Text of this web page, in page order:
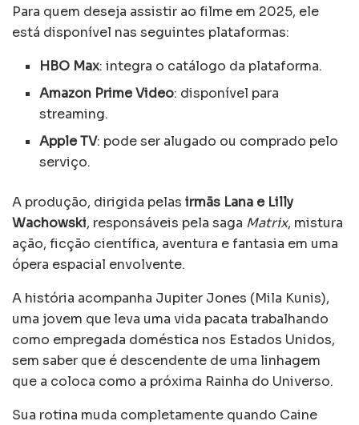
Para quem deseja assistir ao filme em 2025, ele
está disponível nas seguintes plataformas:
HBO Max: integra o catálogo da plataforma.
Amazon Prime Video: disponível para
streaming.
Apple TV: pode ser alugado ou comprado pelo
serviço.
A produção, dirigida pelas irmãs Lana e Lilly
Wachowski, responsáveis pela saga Matrix, mistura
ação, ficção científica, aventura e fantasia em uma
ópera espacial envolvente.
A história acompanha Jupiter Jones (Mila Kunis),
uma jovem que leva uma vida pacata trabalhando
como empregada doméstica nos Estados Unidos,
sem saber que é descendente de uma linhagem
que a coloca como a próxima Rainha do Universo.
Sua rotina muda completamente quando Caine